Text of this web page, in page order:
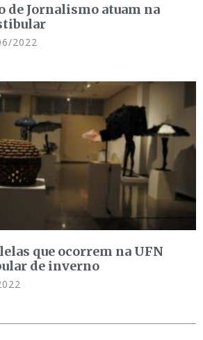
de Jornalismo atuam na
2022
que ocorrem na UFN
de inverno